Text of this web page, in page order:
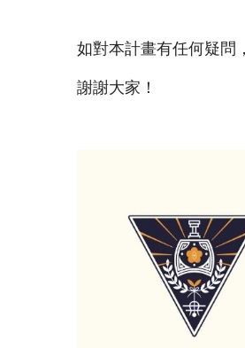
如對本計畫有任何疑問
謝謝大家！